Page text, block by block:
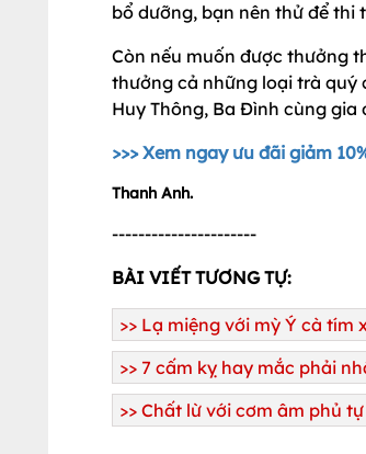
bổ dưỡng, bạn nên thử để thi
Còn nếu muốn được thưởng
thưởng cả những loại trà quý
Huy Thông, Ba Đình cùng gia
>>> Xem ngay ưu đãi giảm
Thanh Anh.
----------------------
BÀI VIẾT TƯƠNG TỰ:
>> Lạ miệng với mỳ Ý cà tím
>> 7 cấm kỵ hay mắc phải
>> Chất lừ với cơm âm phủ